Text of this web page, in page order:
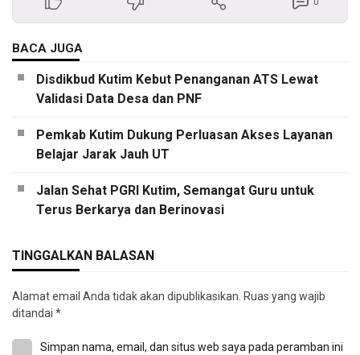
BACA JUGA
Disdikbud Kutim Kebut Penanganan ATS Lewat
Validasi Data Desa dan PNF
Pemkab Kutim Dukung Perluasan Akses Layanan
Belajar Jarak Jauh UT
Jalan Sehat PGRI Kutim, Semangat Guru untuk
Terus Berkarya dan Berinovasi
TINGGALKAN BALASAN
Alamat email Anda tidak akan dipublikasikan. Ruas yang wajib
ditandai *
Simpan nama, email, dan situs web saya pada peramban ini